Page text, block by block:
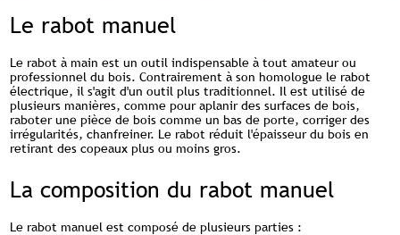
Le rabot manuel
Le rabot à main est un outil indispensable à tout amateur ou
professionnel du bois. Contrairement à son homologue le rabot
électrique, il s'agit d'un outil plus traditionnel. Il est utilisé de
plusieurs manières, comme pour aplanir des surfaces de bois,
raboter une pièce de bois comme un bas de porte, corriger des
irrégularités, chanfreiner. Le rabot réduit l'épaisseur du bois en
retirant des copeaux plus ou moins gros.
La composition du rabot manuel
Le rabot manuel est composé de plusieurs parties :